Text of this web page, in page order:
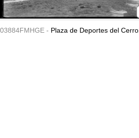
03884FMHGE - Plaza de Deportes del Cerro.